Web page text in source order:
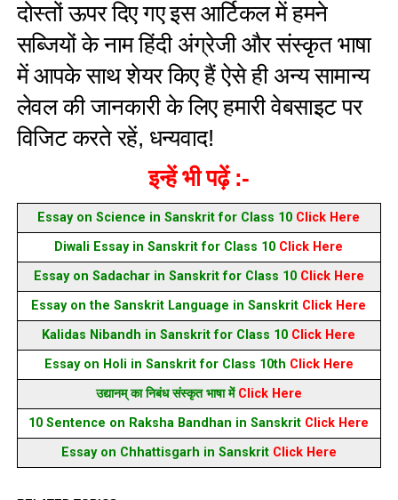
दोस्तों ऊपर दिए गए इस आर्टिकल में हमने
सब्जियों के नाम हिंदी अंग्रेजी और संस्कृत भाषा
में आपके साथ शेयर किए हैं ऐसे ही अन्य सामान्य
लेवल की जानकारी के लिए हमारी वेबसाइट पर
विजिट करते रहें, धन्यवाद!
इन्हें भी पढ़ें :-
Essay on Science in Sanskrit for Class 10 Click Here
Diwali Essay in Sanskrit for Class 10 Click Here
Essay on Sadachar in Sanskrit for Class 10 Click Here
Essay on the Sanskrit Language in Sanskrit Click Here
Kalidas Nibandh in Sanskrit for Class 10 Click Here
Essay on Holi in Sanskrit for Class 10th Click Here
उद्यानम् का निबंध संस्कृत भाषा मेंClick Here
10 Sentence on Raksha Bandhan in Sanskrit Click Here
Essay on Chhattisgarh in Sanskrit Click Here